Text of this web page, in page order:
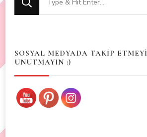
for
SOSYAL MEDYADA TAKİP ETMEYİ
UNUTMAYIN :)